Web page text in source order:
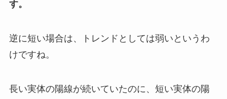
す。
逆に短い場合は、トレンドとしては弱いというわ
けですね。
長い実体の陽線が続いていたのに、短い実体の陽